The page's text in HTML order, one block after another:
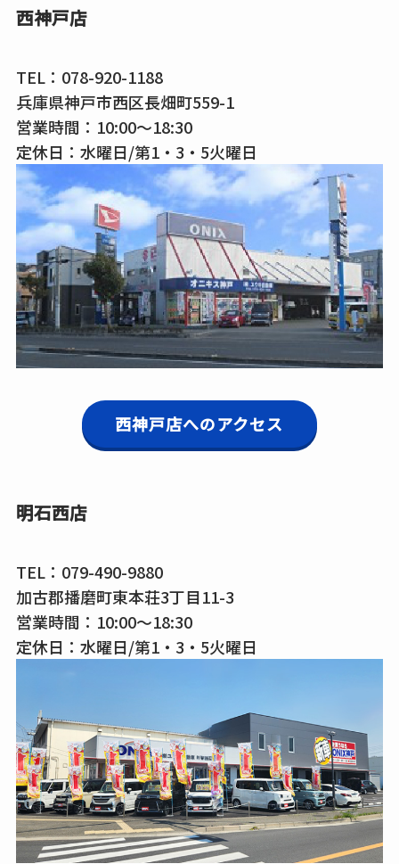
西神戸店
TEL： 078-920-1188
兵庫県神戸市西区長畑町559-1
営業時間：10:00～18:30
定休日：水曜日/第1・3・5火曜日
西神戸店へのアクセス
明石西店
TEL： 079-490-9880
加古郡播磨町東本荘3丁目11-3
営業時間：10:00～18:30
定休日：水曜日/第1・3・5火曜日